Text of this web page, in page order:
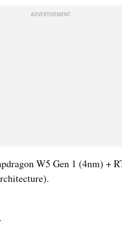
ADVERTISEMENT
W5 Gen 1 (4nm) +